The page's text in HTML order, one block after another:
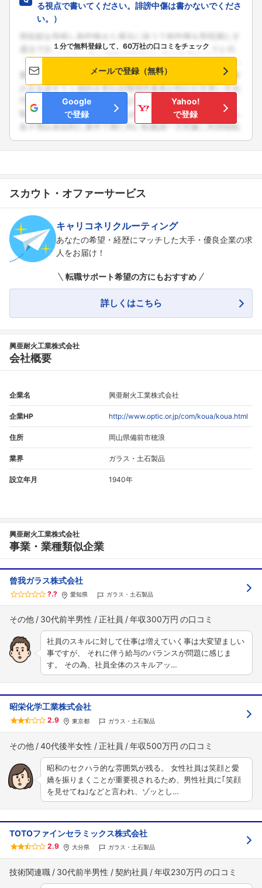
こちらの企業もフォローしませんか？
る視点で書いてください。誹謗中傷は書かないでくださ
い。）
１分で無料登録して、60万社の口コミをチェック
メールで登録（無料）
Google
で登録
Yahoo!
で登録
スカウト・オファーサービス
キャリコネリクルーティング
あなたの希望・経歴にマッチした大手・優良企業の求
人をお届け！
転職サポート希望の方にもおすすめ
詳しくはこちら
興亜耐火工業株式会社
会社概要
企業名 興亜耐火工業株式会社
企業HP http://www.optic.or.jp/com/koua/koua.html
住所 岡山県備前市穂浪
業界 ガラス・土石製品
設立年月 1940年
興亜耐火工業株式会社
事業・業種類似企業
曾我ガラス株式会社
?.? 愛知県 ガラス・土石製品
その他 30代前半男性 正社員 年収300万円
社員のスキルに対して仕事は増えていく事は大変望ましい
事ですが、 それに伴う給与のバランスが問題に感じま
す。 その為、社員全体のスキルアッ…
昭栄化学工業株式会社
2.9 東京都 ガラス・土石製品
その他 40代後半女性 正社員 年収500万円
昭和のセクハラ的な雰囲気が残る。 女性社員は笑顔と愛
嬌を振りまくことが重要視されるため、男性社員に｢笑顔
を見せてね｣などと言われ、ゾッとし…
TOTOファインセラミックス株式会社
2.9 大分県 ガラス・土石製品
技術関連職 30代前半男性 契約社員 年収230万円